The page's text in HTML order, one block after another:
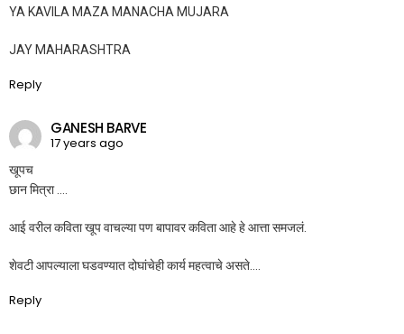
YA KAVILA MAZA MANACHA MUJARA
JAY MAHARASHTRA
Reply
GANESH BARVE
17 years ago
खूपच
छान मित्रा ….
आई वरील कविता खूप वाचल्या पण बापावर कविता आहे हे आत्ता समजलं.
शेवटी आपल्याला घडवण्यात दोघांचेही कार्य महत्वाचे असते….
Reply